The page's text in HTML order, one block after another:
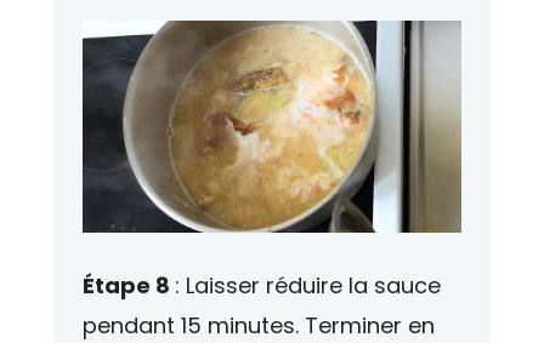
Étape 8 : Laisser réduire la sauce
pendant 15 minutes. Terminer en